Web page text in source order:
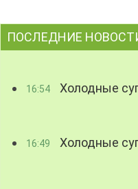
ПОСЛЕДНИЕ
16:54 Холодные
16:49 Холодные